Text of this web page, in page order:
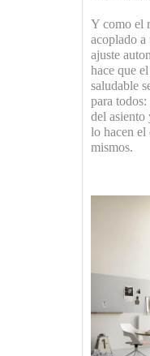
Y como el
acoplado a
ajuste
hace que
saludable
para todos:
del asiento
lo hacen el
mismos.